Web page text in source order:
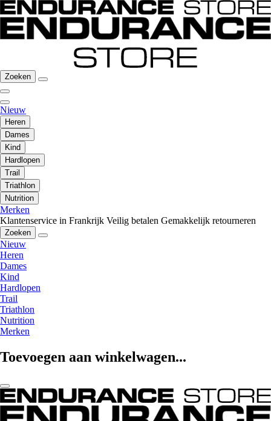
Zoeken
Nieuw
Heren
Dames
Kind
Hardlopen
Trail
Triathlon
Nutrition
Merken
Klantenservice in Frankrijk Veilig betalen Gemakkelijk retourneren
Zoeken
Nieuw
Heren
Dames
Kind
Hardlopen
Trail
Triathlon
Nutrition
Merken
Toevoegen aan winkelwagen...